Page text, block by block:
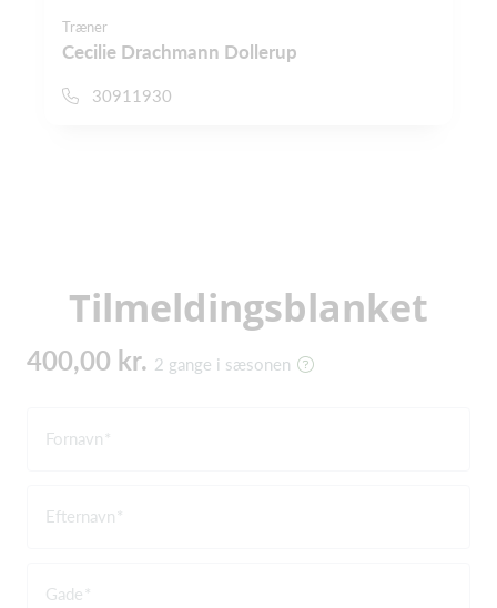
Træner
Cecilie Drachmann Dollerup
30911930
Tilmeldingsblanket
400,00 kr. 2 gange i sæsonen
Fornavn
Efternavn
Gade